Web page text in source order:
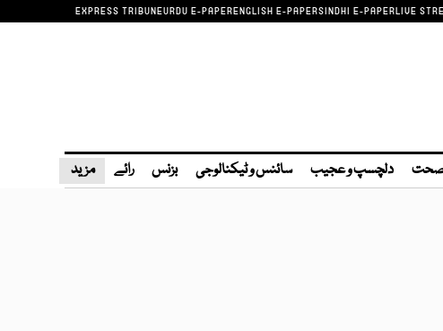
EXPRESS TRIBUNEURDU E-PAPERENGLISH E-PAPERSINDHI E-PAPERLIVE
دلچسپ و عجیب سائنس و ٹیکنالوجی بزنس رائے مزید